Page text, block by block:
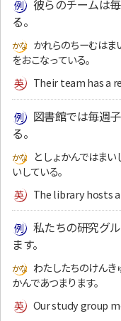
彼らのチームは
る。
かれらのちーむはま
をおこなっている。
Their team has a
図書館では毎週
る。
としょかんではま
いしている。
The library hosts
私たちの研究グ
ます。
わたしたちのけんき
かんであつまります。
Our study group